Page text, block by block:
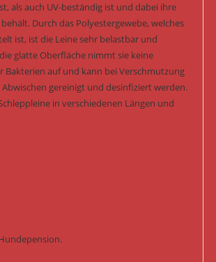
als auch UV-beständig ist und dabei ihre
Durch das Polyestergewebe, welches
ist, ist die Leine sehr belastbar und
glatte Oberfläche nimmt sie keine
Bakterien auf und kann bei Verschmutzung
gereinigt und desinfiziert werden.
in verschiedenen Längen und